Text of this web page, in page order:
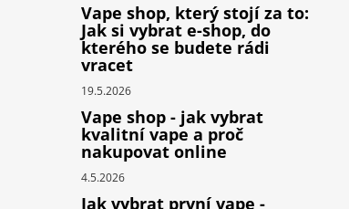
Vape shop, který stojí za to:
Jak si vybrat e-shop, do
kterého se budete rádi
vracet
19.5.2026
Vape shop - jak vybrat
kvalitní vape a proč
nakupovat online
4.5.2026
Jak vybrat první vape -